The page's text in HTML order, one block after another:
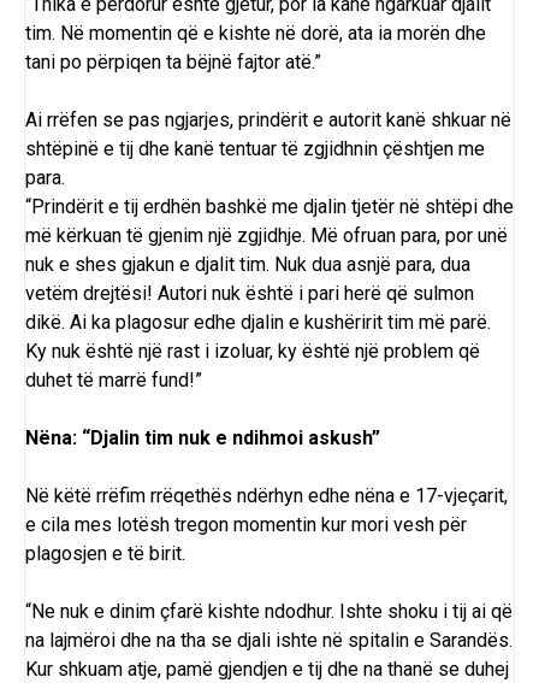
tim. Në momentin që e kishte në dorë, ata ia morën dhe
tani po përpiqen ta bëjnë fajtor atë.”
Ai rrëfen se pas ngjarjes, prindërit e autorit kanë shkuar në
shtëpinë e tij dhe kanë tentuar të zgjidhnin çështjen me
para.
“Prindërit e tij erdhën bashkë me djalin tjetër në shtëpi dhe
më kërkuan të gjenim një zgjidhje. Më ofruan para, por unë
nuk e shes gjakun e djalit tim. Nuk dua asnjë para, dua
vetëm drejtësi! Autori nuk është i pari herë që sulmon
dikë. Ai ka plagosur edhe djalin e kushëririt tim më parë.
Ky nuk është një rast i izoluar, ky është një problem që
duhet të marrë fund!”
Nëna: “Djalin tim nuk e ndihmoi askush”
Në këtë rrëfim rrëqethës ndërhyn edhe nëna e 17-vjeçarit,
e cila mes lotësh tregon momentin kur mori vesh për
plagosjen e të birit.
“Ne nuk e dinim çfarë kishte ndodhur. Ishte shoku i tij ai që
na lajmëroi dhe na tha se djali ishte në spitalin e Sarandës.
Kur shkuam atje, pamë gjendjen e tij dhe na thanë se duhej